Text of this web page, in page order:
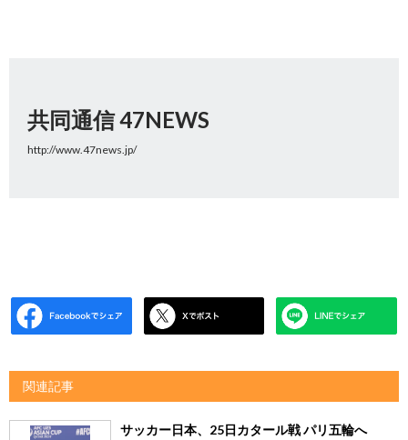
共同通信 47NEWS
http://www.47news.jp/
関連記事
サッカー日本、25日カタール戦 パリ五輪へ